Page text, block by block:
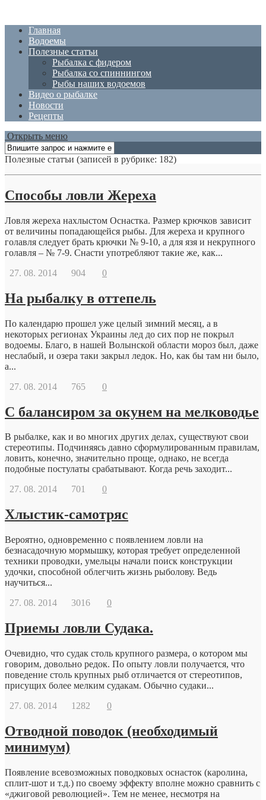
Главная
Водоемы
Полезные статъи
Рыбалка с фидером
Рыбалка со спиннингом
Рыбы наших водоемов
Видео о рыбалке
Новости
Рецепты
Открыть меню
Полезные статъи (записей в рубрике: 182)
Способы ловли Жереха
Ловля жереха нахлыстом Оснастка. Размер крючков зависит
от величины попадающейся рыбы. Для жереха и крупного
голавля следует брать крючки № 9-10, а для язя и некрупного
голавля – № 7-9. Снасти употребляют такие же, как...
27. 08. 2014
904 0
На рыбалку в оттепель
По календарю прошел уже целый зимний месяц, а в
некоторых регионах Украины лед до сих пор не покрыл
водоемы. Благо, в нашей Волынской области мороз был, даже
неслабый, и озера таки закрыл ледок. Но, как бы там ни было,
а...
27. 08. 2014
765 0
С балансиром за окунем на мелководье
В рыбалке, как и во многих других делах, существуют свои
стереотипы. Подчиняясь давно сформулированным правилам,
ловить, конечно, значительно проще, однако, не всегда
подобные постулаты срабатывают. Когда речь заходит...
27. 08. 2014
701 0
Хлыстик-самотряс
Вероятно, одновременно с появлением ловли на
безнасадочную мормышку, которая требует определенной
техники проводки, умельцы начали поиск конструкции
удочки, способной облегчить жизнь рыболову. Ведь
научиться...
27. 08. 2014
3016 0
Приемы ловли Судака.
Очевидно, что судак столь крупного размера, о котором мы
говорим, довольно редок. По опыту ловли получается, что
поведение столь крупных рыб отличается от стереотипов,
присущих более мелким судакам. Обычно судаки...
27. 08. 2014
1282 0
Отводной поводок (необходимый
минимум)
Появление всевозможных поводковых оснасток (каролина,
сплит-шот и т.д.) по своему эффекту вполне можно сравнить с
«джиговой революцией». Тем не менее, несмотря на